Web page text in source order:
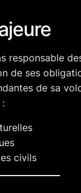
responsable
de ses
de sa
:
civils